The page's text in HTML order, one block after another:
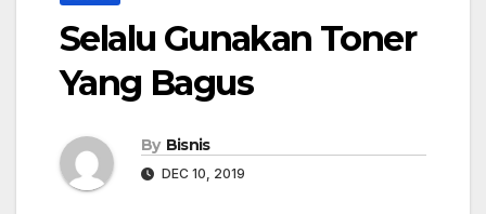
Selalu Gunakan Toner
Yang Bagus
By Bisnis
DEC 10, 2019